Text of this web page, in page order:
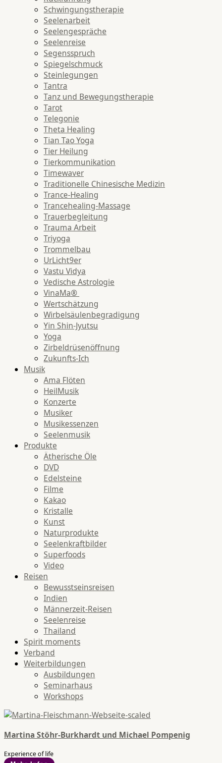
Schwingungstherapie
Seelenarbeit
Seelengespräche
Seelenreise
Segensspruch
Spiegelschmuck
Steinlegungen
Tantra
Tanz und Bewegungstherapie
Tarot
Telegonie
Theta Healing
Tian Tao Yoga
Tier Heilung
Tierkommunikation
Timewaver
Traditionelle Chinesische Medizin
Trance-Healing
Trancehealing-Massage
Trauerbegleitung
Trauma Arbeit
Triyoga
Trommelbau
UrLicht9er
Vastu Vidya
Vedische Astrologie
VinaMa®
Wertschätzung
Wirbelsäulenbegradigung
Yin Shin-Jyutsu
Yoga
Zirbeldrüsenöffnung
Zukunfts-Ich
Musik
Ama Flöten
HeilMusik
Konzerte
Musiker
Musikessenzen
Seelenmusik
Produkte
Ätherische Öle
DVD
Edelsteine
Filme
Kakao
Kristalle
Kunst
Naturprodukte
Seelenkraftbilder
Superfoods
Video
Reisen
Bewusstseinsreisen
Indien
Männerzeit-Reisen
Seelenreise
Thailand
Spirit moments
Verband
Weiterbildungen
Ausbildungen
Seminarhaus
Workshops
Martina Stöhr-Burkhardt und Michael Pompenig
Experience of life